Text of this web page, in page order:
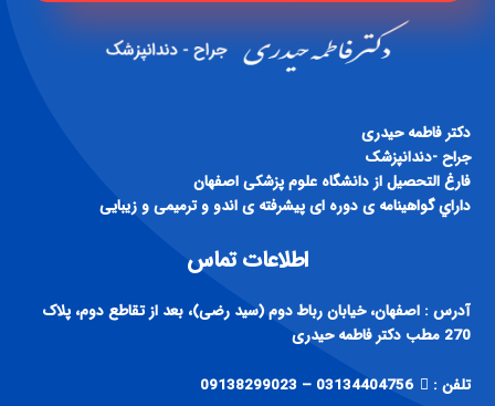
دكتر فاطمه حيدری
جراح -دندانپزشک
فارغ التحصيل از دانشگاه علوم پزشكی اصفهان
داراي گواهينامه ی دوره ای پيشرفته ی اندو و ترميمی و زيبايی
اطلاعات تماس
آدرس : اصفهان، خیابان رباط دوم (سید رضی)، بعد از تقاطع دوم، پلاک
270 مطب دکتر فاطمه حیدری
تلفن : 03134404756 – 09138299023